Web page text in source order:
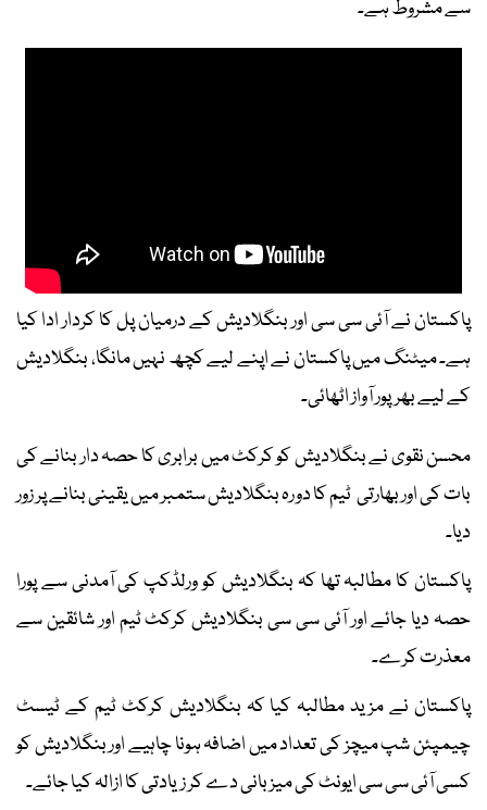
سے مشروط ہے۔
پاکستان نے آئی سی سی اور بنگلادیش کے درمیان پل کا کردار ادا کیا
ہے۔ میٹنگ میں پاکستان نے اپنے لیے کچھ نہیں مانگا، بنگلادیش
کے لیے بھرپور آواز اٹھائی۔
محسن نقوی نے بنگلادیش کو کرکٹ میں برابری کا حصہ دار بنانے کی
بات کی اور بھارتی ٹیم کا دورہ بنگلادیش ستمبر میں یقینی بنانے پر زور
دیا۔
پاکستان کا مطالبہ تھا کہ بنگلادیش کو ورلڈکپ کی آمدنی سے پورا
حصہ دیا جائے اور آئی سی سی بنگلادیش کرکٹ ٹیم اور شائقین سے
معذرت کرے۔
پاکستان نے مزید مطالبہ کیا کہ بنگلادیش کرکٹ ٹیم کے ٹیسٹ
چیمپئن شپ میچز کی تعداد میں اضافہ ہونا چاہیے اور بنگلادیش کو
کسی آئی سی سی ایونٹ کی میزبانی دے کر زیادتی کا ازالہ کیا جائے۔